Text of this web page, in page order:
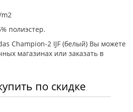
полиэстер.
Champion-2 IJF (белый) Вы можете
магазинах или заказать в
по скидке